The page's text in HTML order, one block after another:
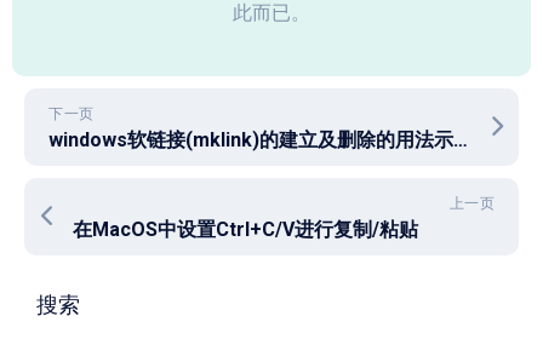
此而已。
下一页
windows软链接(mklink)的建立及删除的用法示例
上一页
在MacOS中设置Ctrl+C/V进行复制/粘贴
搜索